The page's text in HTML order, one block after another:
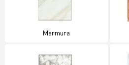
Marmura